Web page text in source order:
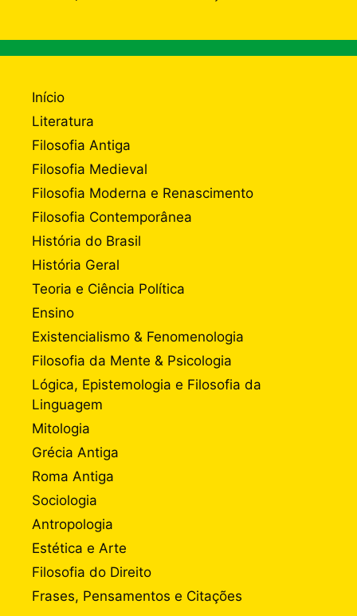
Início
Literatura
Filosofia Antiga
Filosofia Medieval
Filosofia Moderna e Renascimento
Filosofia Contemporânea
História do Brasil
História Geral
Teoria e Ciência Política
Ensino
Existencialismo & Fenomenologia
Filosofia da Mente & Psicologia
Lógica, Epistemologia e Filosofia da
Linguagem
Mitologia
Grécia Antiga
Roma Antiga
Sociologia
Antropologia
Estética e Arte
Filosofia do Direito
Frases, Pensamentos e Citações